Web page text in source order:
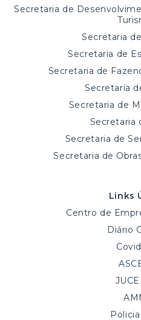
Secretaria de
Secretaria
Secretaria de
Secretaria de
Secretaria
Secretaria de
Secretaria
Secretaria de
Secretaria de
Links
Centro de
Diário